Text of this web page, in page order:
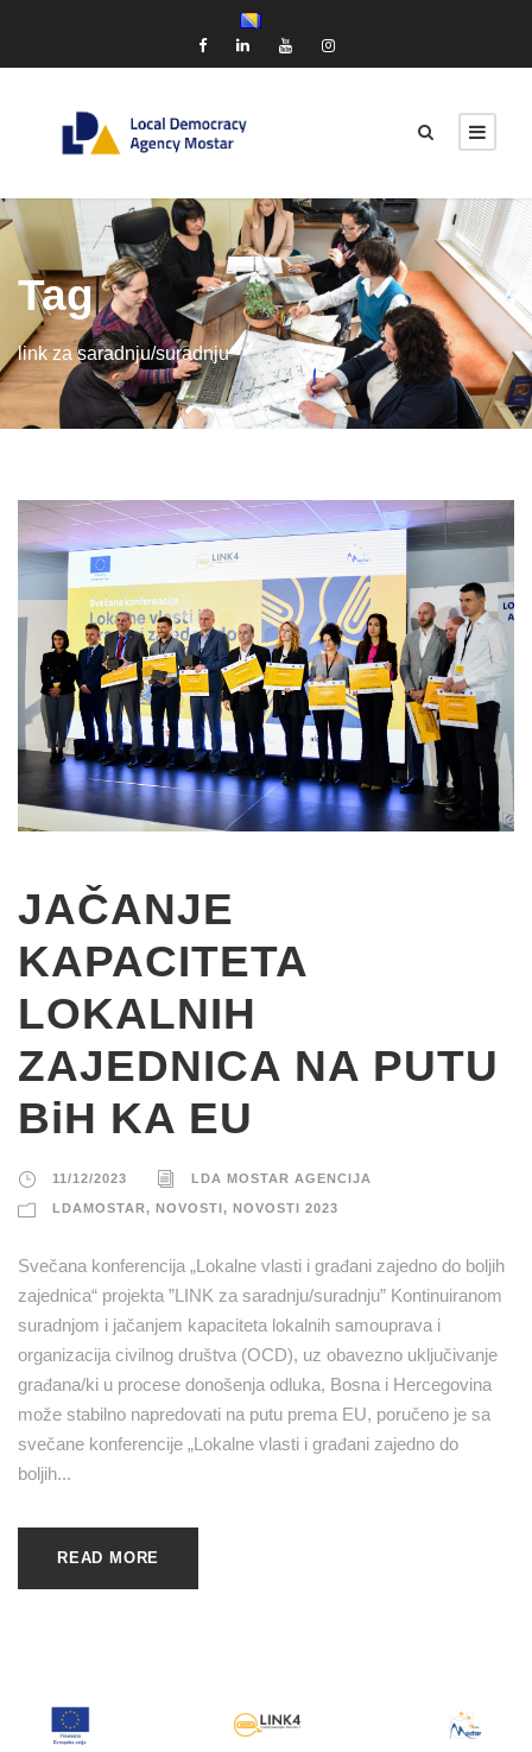
Tag
link za saradnju/suradnju
JAČANJE
KAPACITETA
LOKALNIH
ZAJEDNICA NA PUTU
BiH KA EU
11/12/2023 LDA MOSTAR AGENCIJA
LDAMOSTAR, NOVOSTI, NOVOSTI 2023
Svečana konferencija „Lokalne vlasti i građani zajedno do boljih
zajednica“ projekta ”LINK za saradnju/suradnju” Kontinuiranom
suradnjom i jačanjem kapaciteta lokalnih samouprava i
organizacija civilnog društva (OCD), uz obavezno uključivanje
građana/ki u procese donošenja odluka, Bosna i Hercegovina
može stabilno napredovati na putu prema EU, poručeno je sa
svečane konferencije „Lokalne vlasti i građani zajedno do
boljih...
READ MORE